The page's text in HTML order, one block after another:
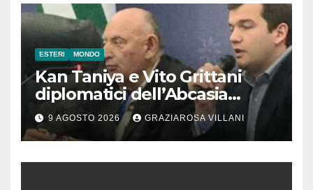
ESTERI MONDO
Kan Taniya e Vito Grittani
diplomatici dell’Abcasia
contro nota del governo
romeno. “Non si può invocare
la costruzione di ponti e allo
stesso tempo condannare
9 AGOSTO 2026 GRAZIAROSA VILLANI